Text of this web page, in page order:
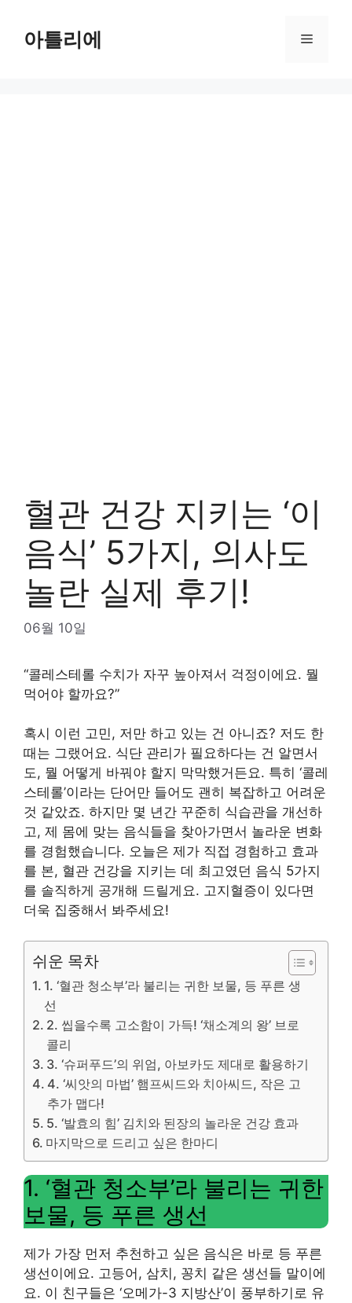
content아틀리에 Menu
혈관 건강 지키는 ‘이
음식’ 5가지, 의사도
놀란 실제 후기!
06월 10일
“콜레스테롤 수치가 자꾸 높아져서 걱정이에요. 뭘
먹어야 할까요?”
혹시 이런 고민, 저만 하고 있는 건 아니죠? 저도 한
때는 그랬어요. 식단 관리가 필요하다는 건 알면서
도, 뭘 어떻게 바꿔야 할지 막막했거든요. 특히 ‘콜레
스테롤’이라는 단어만 들어도 괜히 복잡하고 어려운
것 같았죠. 하지만 몇 년간 꾸준히 식습관을 개선하
고, 제 몸에 맞는 음식들을 찾아가면서 놀라운 변화
를 경험했습니다. 오늘은 제가 직접 경험하고 효과
를 본, 혈관 건강을 지키는 데 최고였던 음식 5가지
를 솔직하게 공개해 드릴게요. 고지혈증이 있다면
더욱 집중해서 봐주세요!
쉬운 목차
1. ‘혈관 청소부’라 불리는 귀한 보물, 등 푸른 생
선
2. 씹을수록 고소함이 가득! ‘채소계의 왕’ 브로
콜리
3. ‘슈퍼푸드’의 위엄, 아보카도 제대로 활용하기
4. ‘씨앗의 마법’ 햄프씨드와 치아씨드, 작은 고
추가 맵다!
5. ‘발효의 힘’ 김치와 된장의 놀라운 건강 효과
마지막으로 드리고 싶은 한마디
1. ‘혈관 청소부’라 불리는 귀한
보물, 등 푸른 생선
제가 가장 먼저 추천하고 싶은 음식은 바로 등 푸른
생선이에요. 고등어, 삼치, 꽁치 같은 생선들 말이에
요. 이 친구들은 ‘오메가-3 지방산’이 풍부하기로 유